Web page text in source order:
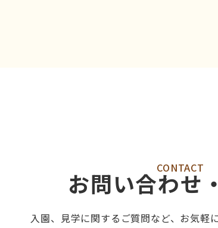
CONTACT
お問い合わせ
入園、見学に関するご質問など、 お気軽